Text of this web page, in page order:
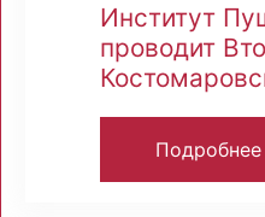
Институт
проводит
Подробнее